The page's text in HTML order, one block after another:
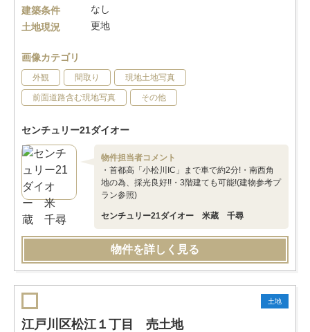
建築条件
なし
土地現況
更地
画像カテゴリ
外観 間取り 現地土地写真
前面道路含む現地写真 その他
センチュリー21ダイオー
物件担当者コメント
・首都高「小松川IC」まで車で約2分!・南西角
地の為、採光良好!!・3階建ても可能!(建物参考プ
ラン参照)
センチュリー21ダイオー 米蔵 千尋
物件を詳しく見る
土地
江戸川区松江１丁目 売土地